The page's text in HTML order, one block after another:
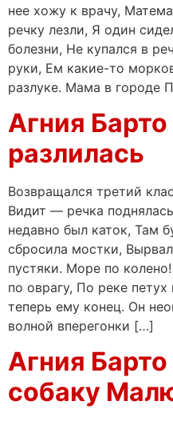
нее хожу к врачу,
речку лезли, Я один
болезни, Не купался в
руки, Ем какие-то
разлуке. Мама в городе
Агния Барто
разлилась
Возвращался третий
Видит — речка
недавно был каток, Там
сбросила мостки,
пустяки. Море по
по оврагу, По реке петух
теперь ему конец. Он
волной вперегонки […]
Агния
собаку